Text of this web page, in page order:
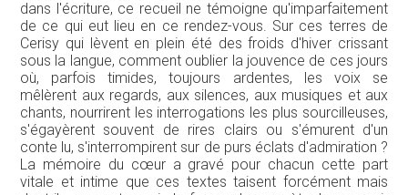
dans l'écriture, ce recueil ne témoigne qu'imparfaitement
de ce qui eut lieu en ce rendez-vous. Sur ces terres de
Cerisy qui lèvent en plein été des froids d'hiver crissant
sous la langue, comment oublier la jouvence de ces jours
où, parfois timides, toujours ardentes, les voix se
mêlèrent aux regards, aux silences, aux musiques et aux
chants, nourrirent les interrogations les plus sourcilleuses,
s'égayèrent souvent de rires clairs ou s'émurent d'un
conte lu, s'interrompirent sur de purs éclats d'admiration ?
La mémoire du cœur a gravé pour chacun cette part
vitale et intime que ces textes taisent forcément mais